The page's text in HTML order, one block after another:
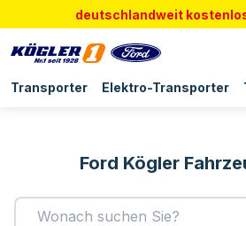
deutschlandweit
Transporter Elektro-Transporter
Ford Kögler